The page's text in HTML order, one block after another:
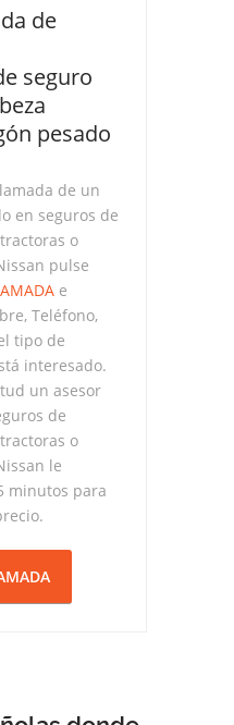
de
seguro
pesado
de un
en seguros de
o
pulse
e
Teléfono,
tipo de
interesado.
un asesor
de
o
le
minutos para